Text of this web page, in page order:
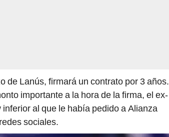
de Lanús, firmará un contrato por 3 años.
importante a la hora de la firma, el ex-
al que le había pedido a Alianza
sociales.